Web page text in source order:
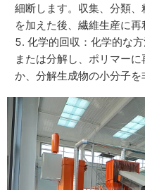
細断します。収集、分類
を加えた後、繊維生産に再
化学的回収：化学的な
または分解し、ポリマー
か、分解生成物の小分子を